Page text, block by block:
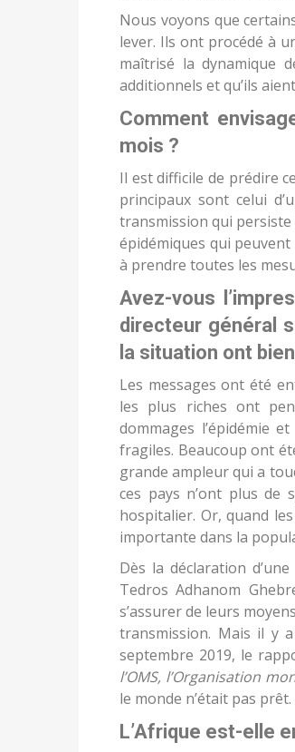
Nous voyons que
lever. Ils ont procédé à
maîtrisé la dynamique
additionnels et qu’ils
Comment
mois ?
Il est difficile de prédire
principaux sont celui
transmission qui persiste
épidémiques qui peuvent
à prendre toutes les
Avez-vous
directeur général
la situation ont
Les messages ont été
les plus riches ont
dommages l’épidémie
fragiles. Beaucoup ont
grande ampleur qui a
ces pays n’ont plus de
hospitalier. Or, quand
importante dans la
Dès la déclaration
Tedros Adhanom
s’assurer de leurs
transmission. Mais il y
septembre 2019, le
l’OMS, l’Organisation
le monde n’était pas prêt.
L’Afrique est-elle